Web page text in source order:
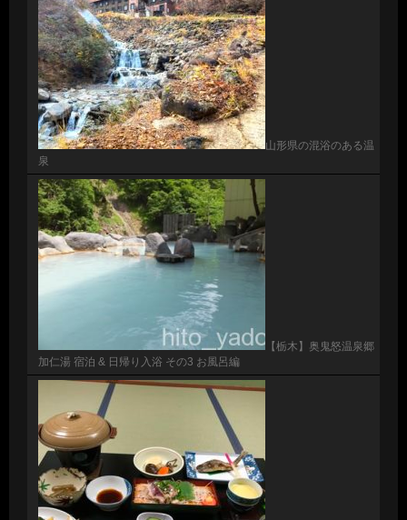
山形県の混浴のある温
泉
【栃木】奥鬼怒温泉郷
加仁湯 宿泊 & 日帰り入浴 その3 お風呂編